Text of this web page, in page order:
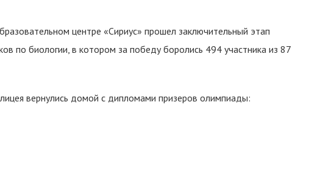
центре «Сириус» прошел заключительный этап
по биологии, в котором за победу боролись 494 участника из 87
вернулись домой с дипломами призеров олимпиады: